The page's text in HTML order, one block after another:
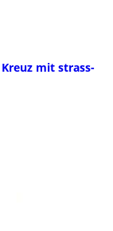
mit strass-